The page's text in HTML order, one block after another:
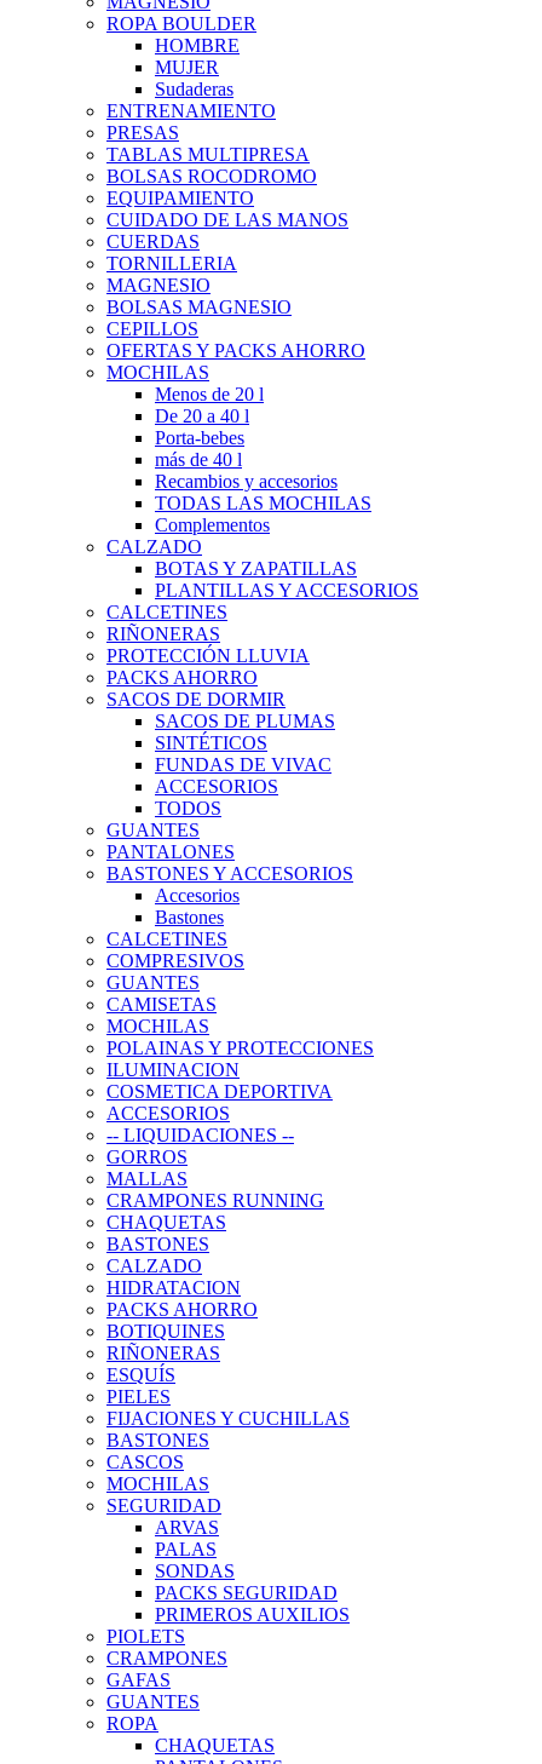
ROPA BOULDER
HOMBRE
MUJER
Sudaderas
ENTRENAMIENTO
PRESAS
TABLAS MULTIPRESA
BOLSAS ROCODROMO
EQUIPAMIENTO
CUIDADO DE LAS MANOS
CUERDAS
TORNILLERIA
MAGNESIO
BOLSAS MAGNESIO
CEPILLOS
OFERTAS Y PACKS AHORRO
MOCHILAS
Menos de 20 l
De 20 a 40 l
Porta-bebes
más de 40 l
Recambios y accesorios
TODAS LAS MOCHILAS
Complementos
CALZADO
BOTAS Y ZAPATILLAS
PLANTILLAS Y ACCESORIOS
CALCETINES
RIÑONERAS
PROTECCIÓN LLUVIA
PACKS AHORRO
SACOS DE DORMIR
SACOS DE PLUMAS
SINTÉTICOS
FUNDAS DE VIVAC
ACCESORIOS
TODOS
GUANTES
PANTALONES
BASTONES Y ACCESORIOS
Accesorios
Bastones
CALCETINES
COMPRESIVOS
GUANTES
CAMISETAS
MOCHILAS
POLAINAS Y PROTECCIONES
ILUMINACION
COSMETICA DEPORTIVA
ACCESORIOS
-- LIQUIDACIONES --
GORROS
MALLAS
CRAMPONES RUNNING
CHAQUETAS
BASTONES
CALZADO
HIDRATACION
PACKS AHORRO
BOTIQUINES
RIÑONERAS
ESQUÍS
PIELES
FIJACIONES Y CUCHILLAS
BASTONES
CASCOS
MOCHILAS
SEGURIDAD
ARVAS
PALAS
SONDAS
PACKS SEGURIDAD
PRIMEROS AUXILIOS
PIOLETS
CRAMPONES
GAFAS
GUANTES
ROPA
CHAQUETAS